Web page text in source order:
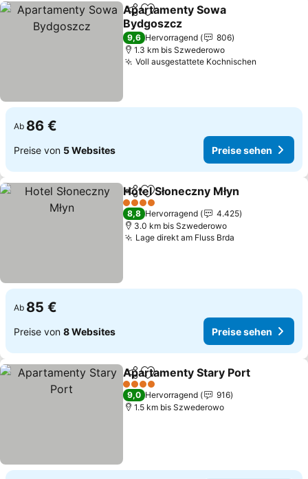
TeilenZu Favoriten hinzufügen
Apartamenty Sowa
Bydgoszcz
Preise sehen
9,6 Hervorragend
806
1.3 km bis Szwederowo
Voll ausgestattete Kochnischen
Ab 86 €
Preise von 5 Websites Preise sehen
TeilenZu Favoriten hinzufügen
Hotel Słoneczny Młyn
4 Sterne
8,8 Hervorragend
4.425
3.0 km bis Szwederowo
Lage direkt am Fluss Brda
Ab 85 €
Preise von 8 Websites Preise sehen
TeilenZu Favoriten hinzufügen
Apartamenty Stary Port
4 Sterne
9,0 Hervorragend
916
1.5 km bis Szwederowo